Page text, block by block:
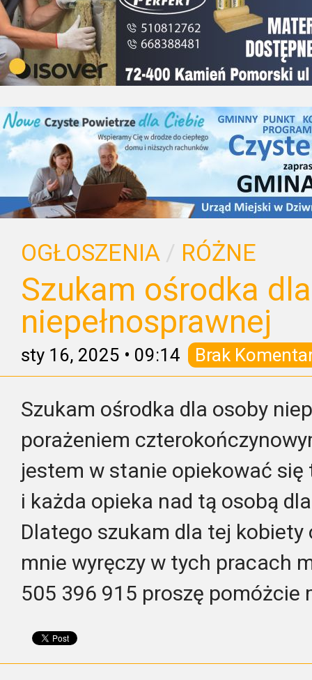
OGŁOSZENIA / RÓŻNE
Szukam ośrodka
niepełnosprawnej
sty 16, 2025 • 09:14 Brak
Szukam ośrodka dla osoby
porażeniem
jestem w stanie opiekować
i każda opieka nad tą osobą
Dlatego szukam dla tej
mnie wyręczy w tych pracach
505 396 915 proszę pomóżcie